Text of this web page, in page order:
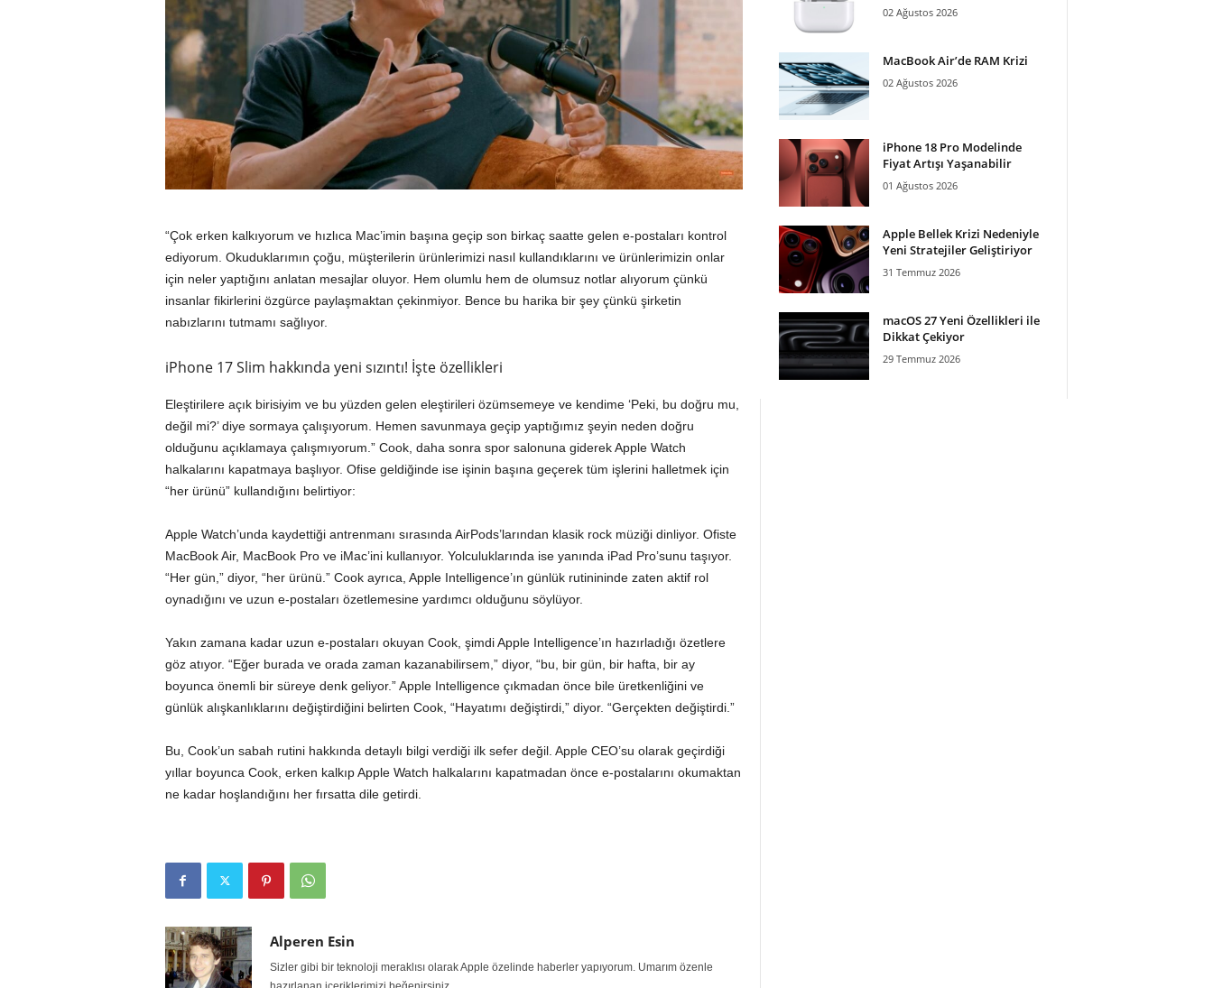
“Çok erken kalkıyorum ve hızlıca Mac’imin başına geçip son birkaç saatte gelen e-postaları kontrol
ediyorum. Okuduklarımın çoğu, müşterilerin ürünlerimizi nasıl kullandıklarını ve ürünlerimizin onlar
için neler yaptığını anlatan mesajlar oluyor. Hem olumlu hem de olumsuz notlar alıyorum çünkü
insanlar fikirlerini özgürce paylaşmaktan çekinmiyor. Bence bu harika bir şey çünkü şirketin
nabızlarını tutmamı sağlıyor.
iPhone 17 Slim hakkında yeni sızıntı! İşte özellikleri
Eleştirilere açık birisiyim ve bu yüzden gelen eleştirileri özümsemeye ve kendime ‘Peki, bu doğru mu,
değil mi?’ diye sormaya çalışıyorum. Hemen savunmaya geçip yaptığımız şeyin neden doğru
olduğunu açıklamaya çalışmıyorum.” Cook, daha sonra spor salonuna giderek Apple Watch
halkalarını kapatmaya başlıyor. Ofise geldiğinde ise işinin başına geçerek tüm işlerini halletmek için
“her ürünü” kullandığını belirtiyor:
Apple Watch’unda kaydettiği antrenmanı sırasında AirPods’larından klasik rock müziği dinliyor. Ofiste
MacBook Air, MacBook Pro ve iMac’ini kullanıyor. Yolculuklarında ise yanında iPad Pro’sunu taşıyor.
“Her gün,” diyor, “her ürünü.” Cook ayrıca, Apple Intelligence’ın günlük rutinininde zaten aktif rol
oynadığını ve uzun e-postaları özetlemesine yardımcı olduğunu söylüyor.
Yakın zamana kadar uzun e-postaları okuyan Cook, şimdi Apple Intelligence’ın hazırladığı özetlere
göz atıyor. “Eğer burada ve orada zaman kazanabilirsem,” diyor, “bu, bir gün, bir hafta, bir ay
boyunca önemli bir süreye denk geliyor.” Apple Intelligence çıkmadan önce bile üretkenliğini ve
günlük alışkanlıklarını değiştirdiğini belirten Cook, “Hayatımı değiştirdi,” diyor. “Gerçekten değiştirdi.”
Bu, Cook’un sabah rutini hakkında detaylı bilgi verdiği ilk sefer değil. Apple CEO’su olarak geçirdiği
yıllar boyunca Cook, erken kalkıp Apple Watch halkalarını kapatmadan önce e-postalarını okumaktan
ne kadar hoşlandığını her fırsatta dile getirdi.
Alperen Esin
Sizler gibi bir teknoloji meraklısı olarak Apple özelinde haberler yapıyorum. Umarım özenle
02 Ağustos 2026
MacBook Air’de RAM Krizi
02 Ağustos 2026
iPhone 18 Pro Modelinde
Fiyat Artışı Yaşanabilir
01 Ağustos 2026
Apple Bellek Krizi Nedeniyle
Yeni Stratejiler Geliştiriyor
31 Temmuz 2026
macOS 27 Yeni Özellikleri ile
Dikkat Çekiyor
29 Temmuz 2026